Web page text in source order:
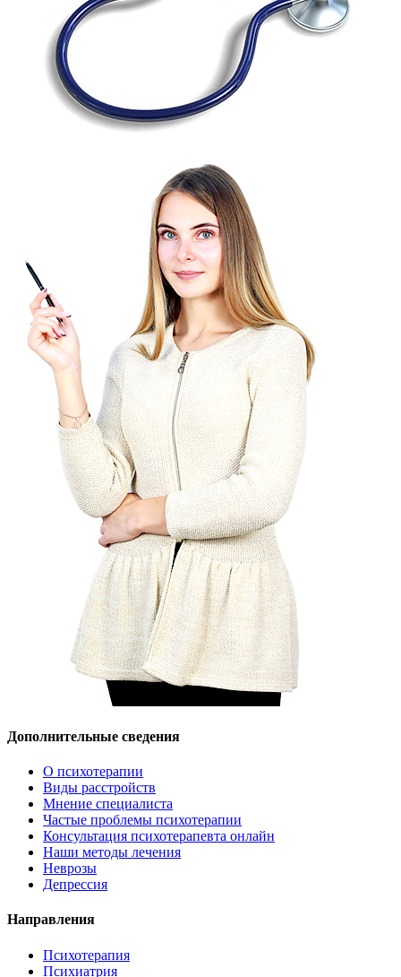
Дополнительные сведения
О психотерапии
Виды расстройств
Мнение специалиста
Частые проблемы психотерапии
Консультация психотерапевта онлайн
Наши методы лечения
Неврозы
Депрессия
Направления
Психотерапия
Психиатрия